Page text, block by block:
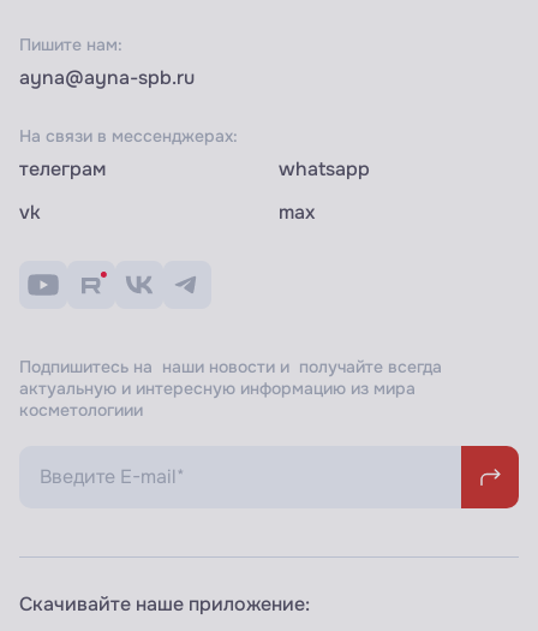
Пишите нам:
ayna@ayna-spb.ru
На связи в мессенджерах:
телеграм
whatsapp
vk
max
Подпишитесь на наши новости и получайте всегда
актуальную и интересную информацию из мира
косметологиии
Скачивайте наше приложение: